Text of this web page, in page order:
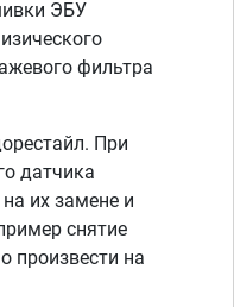
ЭБУ
фильтра
При
датчика
их замене и
снятие
произвести на